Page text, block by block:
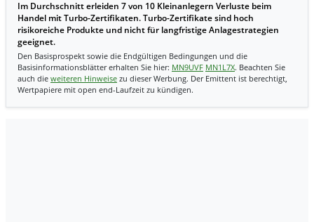
Im Durchschnitt erleiden 7 von 10 Kleinanlegern Verluste beim
Handel mit Turbo-Zertifikaten. Turbo-Zertifikate sind hoch
risikoreiche Produkte und nicht für langfristige Anlagestrategien
geeignet.
Den Basisprospekt sowie die Endgültigen Bedingungen und die
Basisinformationsblätter erhalten Sie hier: MN9UVF MN1L7X. Beachten Sie
auch die weiteren Hinweise zu dieser Werbung. Der Emittent ist berechtigt,
Wertpapiere mit open end-Laufzeit zu kündigen.